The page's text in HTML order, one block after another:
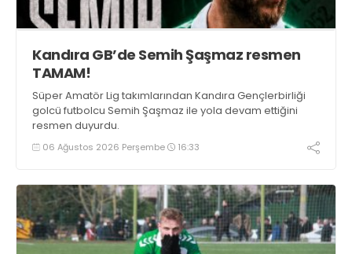
Kandıra GB’de Semih Şaşmaz resmen
TAMAM!
Süper Amatör Lig takımlarından Kandıra Gençlerbirliği
golcü futbolcu Semih Şaşmaz ile yola devam ettiğini
resmen duyurdu.
06 Ağustos 2026 Perşembe 16:33